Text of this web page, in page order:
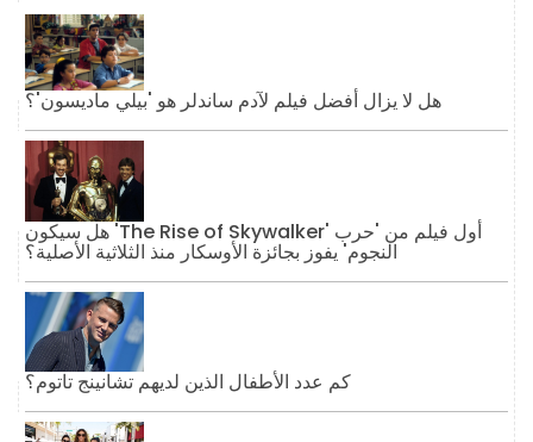
هل لا يزال أفضل فيلم لآدم ساندلر هو 'بيلي ماديسون'؟
هل سيكون 'The Rise of Skywalker' أول فيلم من 'حرب
النجوم' يفوز بجائزة الأوسكار منذ الثلاثية الأصلية؟
كم عدد الأطفال الذين لديهم تشانينج تاتوم؟